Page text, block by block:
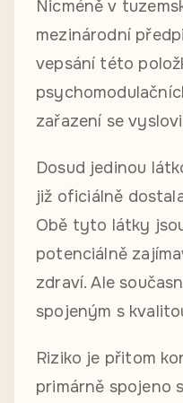
Nicméně v
mezinárodní
vepsání této
zařazení se
Dosud jedinou
již oficiálně
Obě tyto látky
potenciálně
zdraví. Ale
spojeným s
Riziko je přitom
primárně spojeno